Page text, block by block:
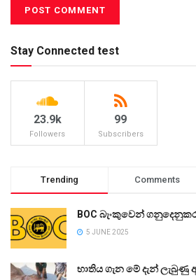
Stay Connected test
23.9k
Followers
99
Subscribers
Trending Comments
BOC බැංකුවෙන්
5 JUNE 2025
භාතිය ගැන මේ දැන් ලැබුණු